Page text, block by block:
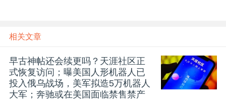
相关文章
早古神帖还会续更吗？天涯社区正
式恢复访问；曝美国人形机器人已
投入俄乌战场，美军拟造5万机器人
大军；奔驰或在美国面临禁售禁产